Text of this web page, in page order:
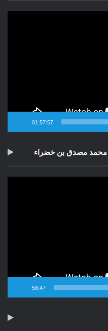
01:57:57
محمد مصدق بن خضراء
58:47